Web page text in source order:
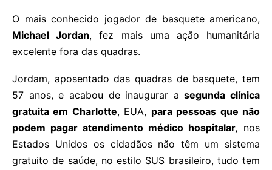
O mais conhecido jogador de basquete americano,
Michael Jordan, fez mais uma ação humanitária
excelente fora das quadras.
Jordam, aposentado das quadras de basquete, tem
57 anos, e acabou de inaugurar asegunda clínica
gratuita em Charlotte, EUA, para pessoas que não
podem pagar atendimento médico hospitalar, nos
Estados Unidos os cidadãos não têm um sistema
gratuito de saúde, no estilo SUS brasileiro, tudo tem